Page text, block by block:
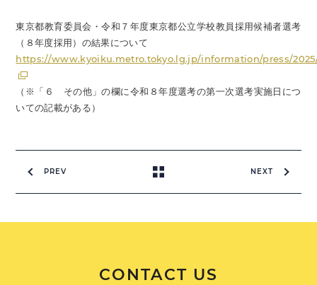
東京都教育委員会・令和７年度東京都公立学校教員採用候補者選考
（８年度採用）の結果について
https://www.kyoiku.metro.tokyo.lg.jp/information/press/
（※「６ その他」の欄に令和８年度選考の第一次選考実施日につ
いての記載がある）
PREV NEXT
CONTACT US